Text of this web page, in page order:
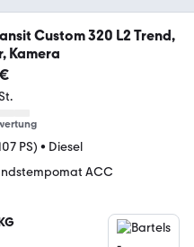
Custom 320 L2 Trend,
Kamera
PS) • Diesel
ACC